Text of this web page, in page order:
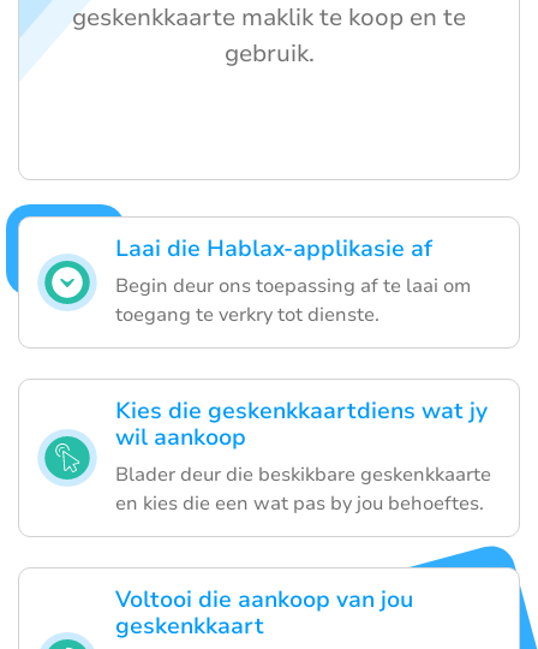
Laai die Hablax-applikasie af
Begin deur ons toepassing af te laai om
toegang te verkry tot dienste.
Kies die geskenkkaartdiens wat jy
wil aankoop
Blader deur die beskikbare geskenkkaarte
en kies die een wat pas by jou behoeftes.
Voltooi die aankoop van jou
geskenkkaart
geskenkkaarte maklik te koop en te
gebruik.